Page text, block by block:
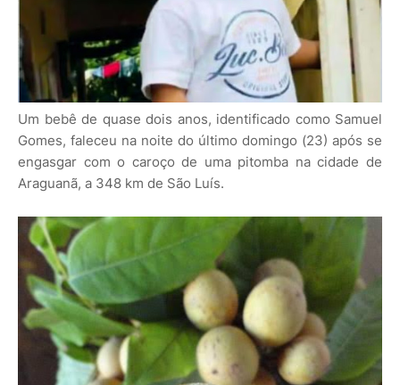
Um bebê de quase dois anos, identificado como Samuel
Gomes, faleceu na noite do último domingo (23) após se
engasgar com o caroço de uma pitomba na cidade de
Araguanã, a 348 km de São Luís.